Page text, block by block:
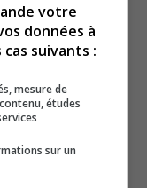
votre
données à
suivants :
mesure de
études
sur un